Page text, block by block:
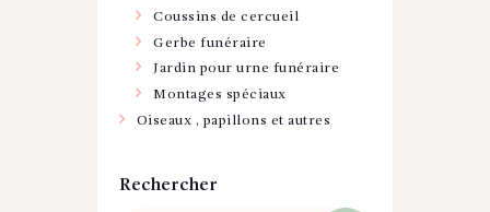
Coussins de cercueil
Gerbe funéraire
Jardin pour urne funéraire
Montages spéciaux
Oiseaux , papillons et autres
Rechercher